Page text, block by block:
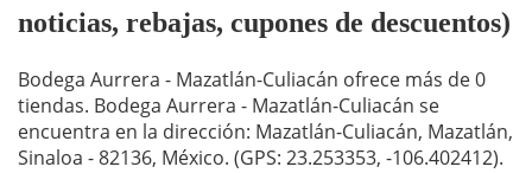
noticias, rebajas, cupones de descuentos)
Bodega Aurrera - Mazatlán-Culiacán ofrece más de 0
tiendas. Bodega Aurrera - Mazatlán-Culiacán se
encuentra en la dirección: Mazatlán-Culiacán, Mazatlán,
Sinaloa - 82136, México. (GPS: 23.253353, -106.402412).